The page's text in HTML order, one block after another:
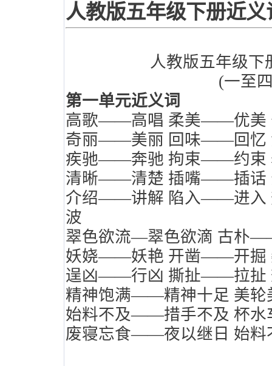
人教版五年级下册近义
人教版五年级下
(一至
第一单元近义词
高歌——高唱 柔美——优美
奇丽——美丽 回味——回忆
疾驰——奔驰 拘束——约束
清晰——清楚 插嘴——插话
介绍——讲解 陷入——进入
波
翠色欲流—翠色欲滴 古朴
妖娆——妖艳 开凿——开掘
逞凶——行凶 撕扯——拉扯
精神饱满——精神十足 美
始料不及——措手不及 杯
废寝忘食——夜以继日 始